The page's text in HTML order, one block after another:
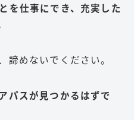
を仕事にでき、充実した
諦めないでください。
パスが見つかるはずで